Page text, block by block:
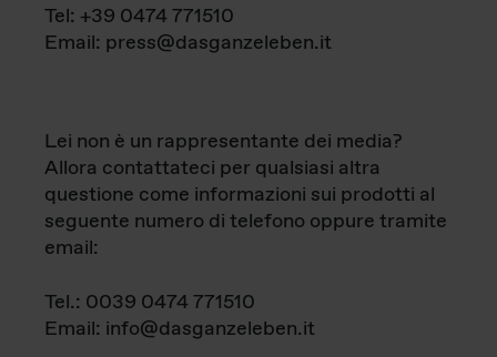
Tel: +39 0474 771510
Email: press@dasganzeleben.it
Lei non è un rappresentante dei media?
Allora contattateci per qualsiasi altra
questione come informazioni sui prodotti al
seguente numero di telefono oppure tramite
email:
Tel.: 0039 0474 771510
Email: info@dasganzeleben.it